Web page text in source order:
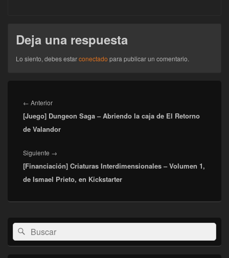
Deja una respuesta
Lo siento, debes estarconectado para publicar un comentario.
de
entradas
← AnteriorEntrada
anterior:
[Juego] Dungeon Saga – Abriendo la caja de El Retorno
de Valandor
Siguiente →
siguiente:
[Financiación] Criaturas Interdimensionales – Volumen 1,
de Ismael Prieto, en Kickstarter
El
área
de
widget
Buscar
por:
Buscar